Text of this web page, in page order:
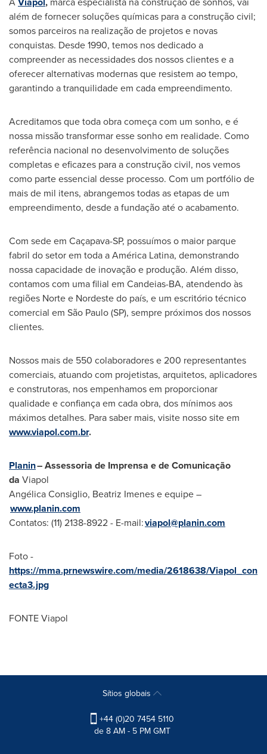
além de fornecer soluções químicas para a construção civil;
somos parceiros na realização de projetos e novas
conquistas. Desde 1990, temos nos dedicado a
compreender as necessidades dos nossos clientes e a
oferecer alternativas modernas que resistem ao tempo,
garantindo a tranquilidade em cada empreendimento.
Acreditamos que toda obra começa com um sonho, e é
nossa missão transformar esse sonho em realidade. Como
referência nacional no desenvolvimento de soluções
completas e eficazes para a construção civil, nos vemos
como parte essencial desse processo. Com um portfólio de
mais de mil itens, abrangemos todas as etapas de um
empreendimento, desde a fundação até o acabamento.
Com sede em Caçapava-SP, possuímos o maior parque
fabril do setor em toda a América Latina, demonstrando
nossa capacidade de inovação e produção. Além disso,
contamos com uma filial em Candeias-BA, atendendo às
regiões Norte e Nordeste do país, e um escritório técnico
comercial em São Paulo (SP), sempre próximos dos nossos
clientes.
Nossos mais de 550 colaboradores e 200 representantes
comerciais, atuando com projetistas, arquitetos, aplicadores
e construtoras, nos empenhamos em proporcionar
qualidade e confiança em cada obra, dos mínimos aos
máximos detalhes. Para saber mais, visite nosso site em
www.viapol.com.br.
Planin– Assessoria de Imprensa e de Comunicação
da Viapol
Angélica Consiglio, Beatriz Imenes e equipe –
www.planin.com
Contatos: (11) 2138-8922 - E-mail:viapol@planin.com
Foto -
https://mma.prnewswire.com/media/2618638/Viapol_con
ecta3.jpg
FONTE Viapol
Sítios globais
+44 (0)20 7454 5110
de 8 AM - 5 PM GMT